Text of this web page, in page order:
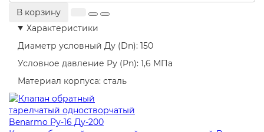
В корзину
Характеристики
Диаметр условный Ду (Dn): 150
Условное давление Ру (Pn): 1,6 МПа
Материал корпуса: сталь